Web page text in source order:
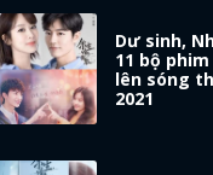
Dư sinh,
11 bộ
lên sóng
2021